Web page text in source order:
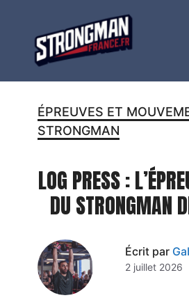
contenu
ÉPREUVES ET
STRONGMAN
LOG PRESS :
DU STRONGMAN
Écrit par
2 juillet 2026